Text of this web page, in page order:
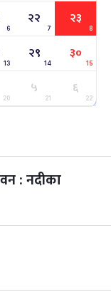
७ महिना बाँकी
७ महिना बाँकी
७ महिना बाँकी
6
२२
7
२३
8
13
२९
14
३०
15
20
५
21
६
22
: नदीका